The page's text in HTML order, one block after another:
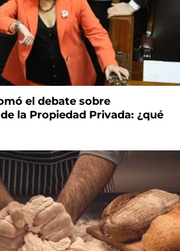
el debate sobre
la Propiedad Privada: ¿qué